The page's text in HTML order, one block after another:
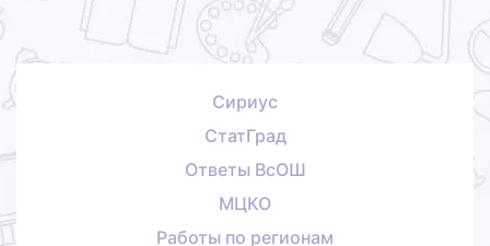
Сириус
СтатГрад
Ответы ВсОШ
МЦКО
Работы по регионам